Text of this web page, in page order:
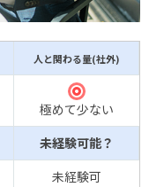
人と関わる量(社外)
極めて少ない
未経験可能？
未経験可